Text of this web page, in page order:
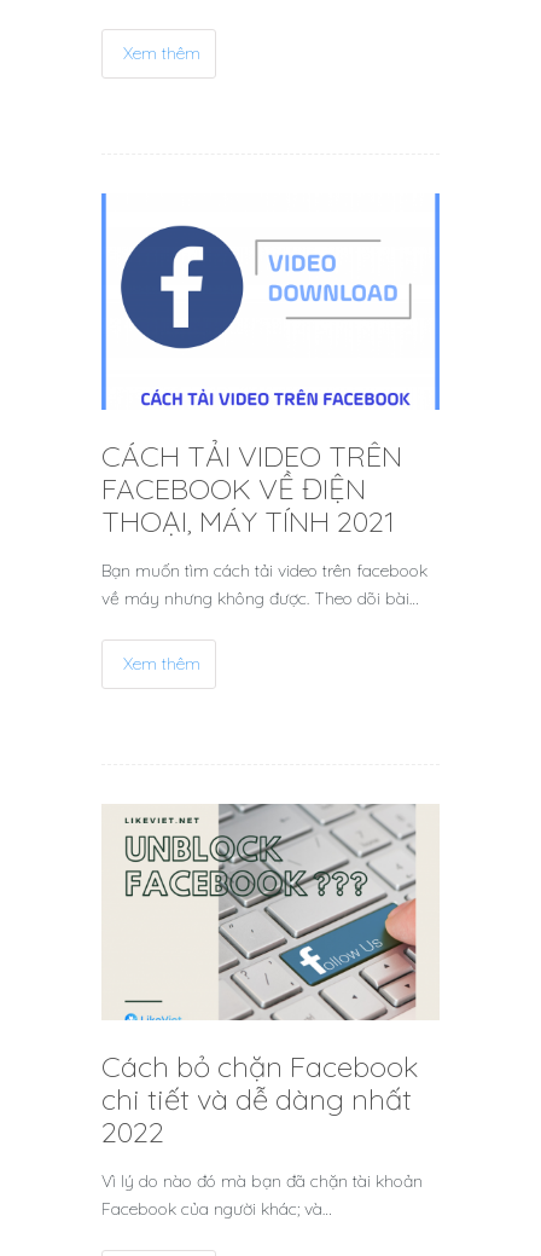
Xem thêm
CÁCH TẢI VIDEO TRÊN
FACEBOOK VỀ ĐIỆN
THOẠI, MÁY TÍNH 2021
Bạn muốn tìm cách tải video trên facebook
về máy nhưng không được. Theo dõi bài…
Xem thêm
Cách bỏ chặn Facebook
chi tiết và dễ dàng nhất
2022
Vì lý do nào đó mà bạn đã chặn tài khoản
Facebook của người khác; và…